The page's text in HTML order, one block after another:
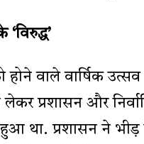
होने वाले वार्षिक
प्रशासन और
था. प्रशासन ने भीड़